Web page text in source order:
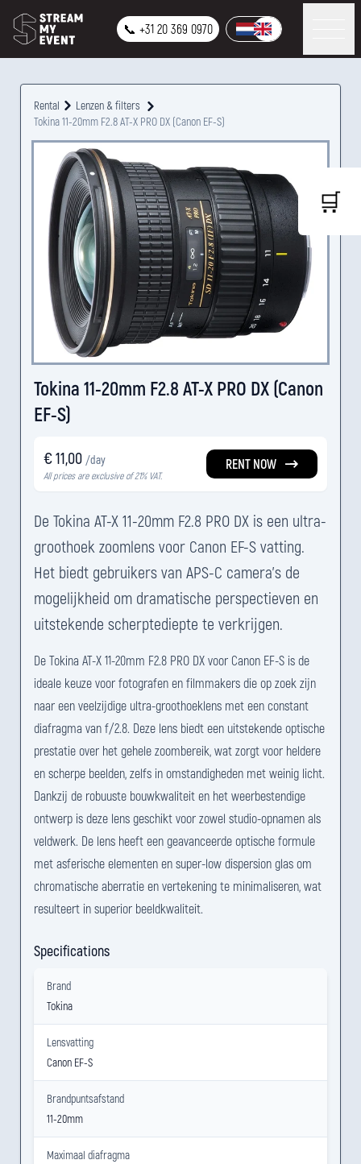
📞 +31 20 369 0970
Rental
Lenzen & filters
Tokina 11-20mm F2.8 AT-X PRO DX (Canon EF-S)
Tokina 11-20mm F2.8 AT-X PRO DX (Canon
EF-S)
€ 11,00 /day
All prices are exclusive of 21% VAT.
RENT NOW
De Tokina AT-X 11-20mm F2.8 PRO DX is een ultra-
groothoek zoomlens voor Canon EF-S vatting.
Het biedt gebruikers van APS-C camera's de
mogelijkheid om dramatische perspectieven en
uitstekende scherptediepte te verkrijgen.
De Tokina AT-X 11-20mm F2.8 PRO DX voor Canon EF-S is de
ideale keuze voor fotografen en filmmakers die op zoek zijn
naar een veelzijdige ultra-groothoeklens met een constant
diafragma van f/2.8. Deze lens biedt een uitstekende optische
prestatie over het gehele zoombereik, wat zorgt voor heldere
en scherpe beelden, zelfs in omstandigheden met weinig licht.
Dankzij de robuuste bouwkwaliteit en het weerbestendige
ontwerp is deze lens geschikt voor zowel studio-opnamen als
veldwerk. De lens heeft een geavanceerde optische formule
met asferische elementen en super-low dispersion glas om
chromatische aberratie en vertekening te minimaliseren, wat
resulteert in superior beeldkwaliteit.
Specifications
Brand
Tokina
Lensvatting
Canon EF-S
Brandpuntsafstand
11-20mm
Maximaal diafragma
🛒